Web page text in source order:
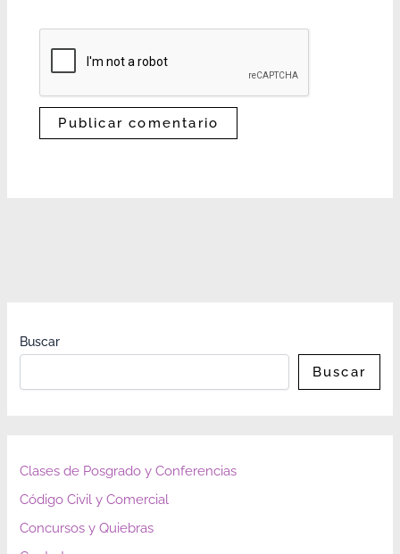
Buscar
Buscar
Clases de Posgrado y Conferencias
Código Civil y Comercial
Concursos y Quiebras